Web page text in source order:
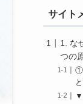
サイト
1. な
つの
①
▼